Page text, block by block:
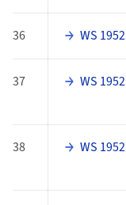
36 WS 1952
37 WS 1952
38 WS 1952